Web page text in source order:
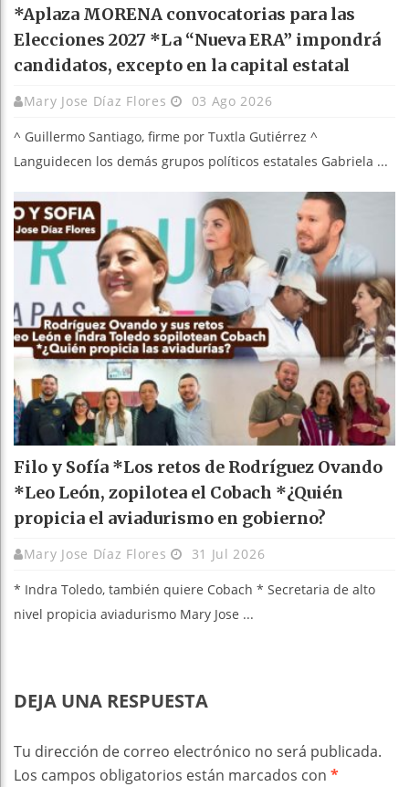
*Aplaza MORENA convocatorias para las
Elecciones 2027 *La “Nueva ERA” impondrá
candidatos, excepto en la capital estatal
Mary Jose Díaz Flores 03 Ago 2026
^ Guillermo Santiago, firme por Tuxtla Gutiérrez ^
Languidecen los demás grupos políticos estatales Gabriela ...
Filo y Sofía *Los retos de Rodríguez Ovando
*Leo León, zopilotea el Cobach *¿Quién
propicia el aviadurismo en gobierno?
Mary Jose Díaz Flores 31 Jul 2026
* Indra Toledo, también quiere Cobach * Secretaria de alto
nivel propicia aviadurismo Mary Jose ...
DEJA UNA RESPUESTA
Tu dirección de correo electrónico no será publicada.
Los campos obligatorios están marcados con *